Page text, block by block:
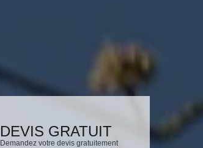
DEVIS GRATUIT
Demandez votre devis gratuitement